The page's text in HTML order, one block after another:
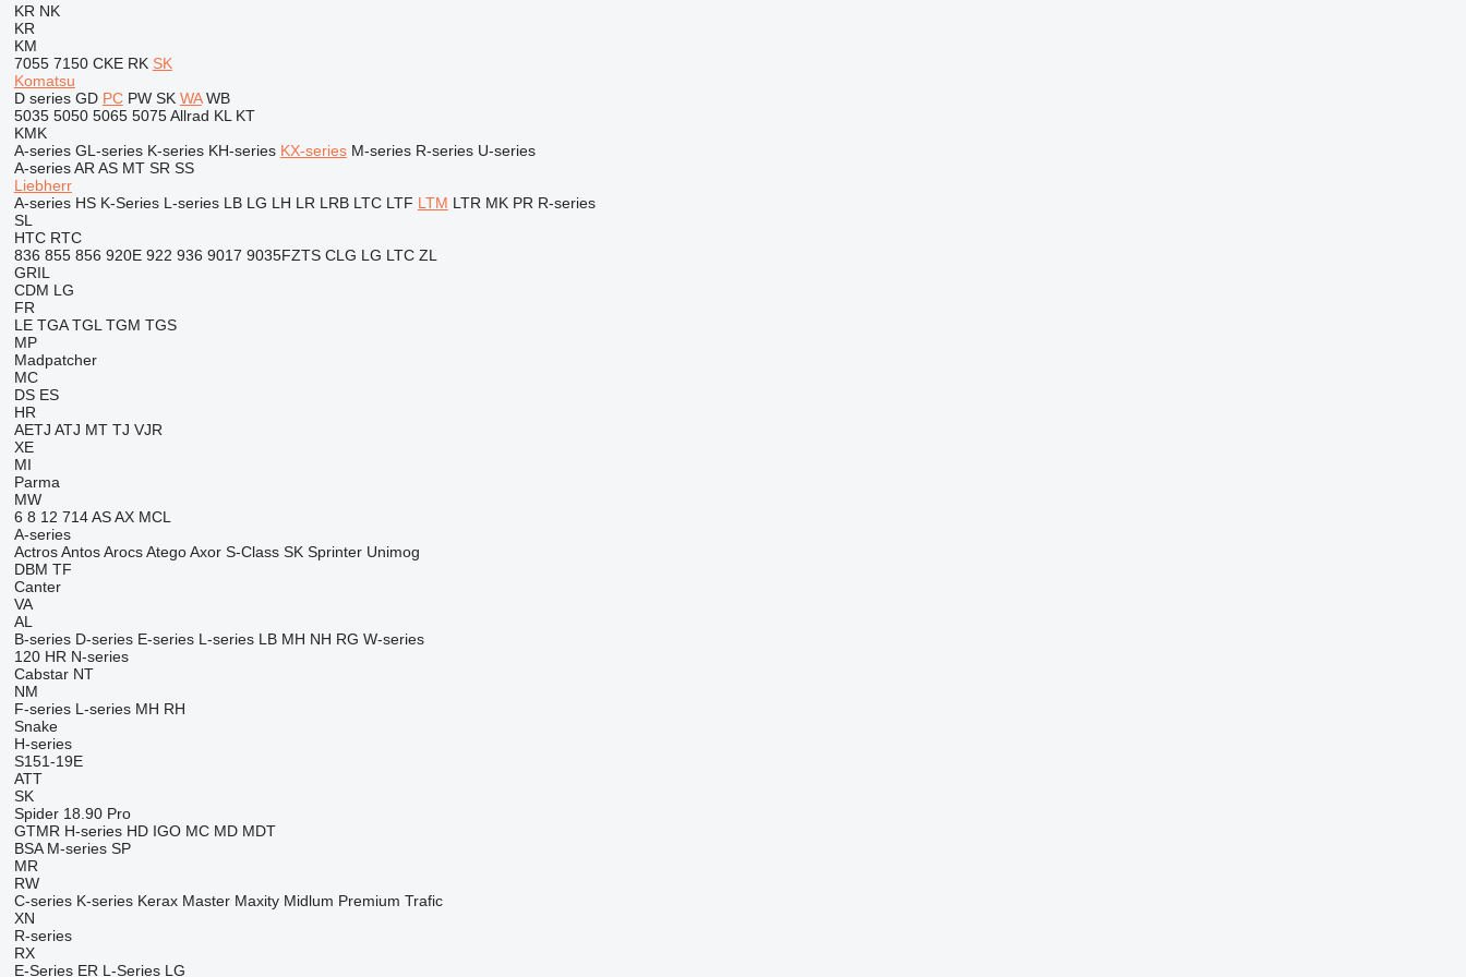
KR NK
KR
KM
7055 7150 CKE RK SK
Komatsu
D series GD PC PW SK WA WB
5035 5050 5065 5075 Allrad KL KT
KMK
A-series GL-series K-series KH-series KX-series M-series R-series U-series
A-series AR AS MT SR SS
Liebherr
A-series HS K-Series L-series LB LG LH LR LRB LTC LTF LTM LTR MK PR R-series
SL
HTC RTC
836 855 856 920E 922 936 9017 9035FZTS CLG LG LTC ZL
GRIL
CDM LG
FR
LE TGA TGL TGM TGS
MP
Madpatcher
MC
DS ES
HR
AETJ ATJ MT TJ VJR
XE
MI
Parma
MW
6 8 12 714 AS AX MCL
A-series
Actros Antos Arocs Atego Axor S-Class SK Sprinter Unimog
DBM TF
Canter
VA
AL
B-series D-series E-series L-series LB MH NH RG W-series
120 HR N-series
Cabstar NT
NM
F-series L-series MH RH
Snake
H-series
S151-19E
ATT
SK
Spider 18.90 Pro
GTMR H-series HD IGO MC MD MDT
BSA M-series SP
MR
RW
C-series K-series Kerax Master Maxity Midlum Premium Trafic
XN
R-series
RX
E-Series ER L-Series LG